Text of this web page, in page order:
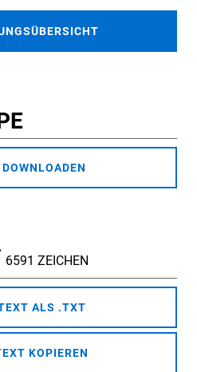
6591 ZEICHEN
ALS .TXT
KOPIEREN